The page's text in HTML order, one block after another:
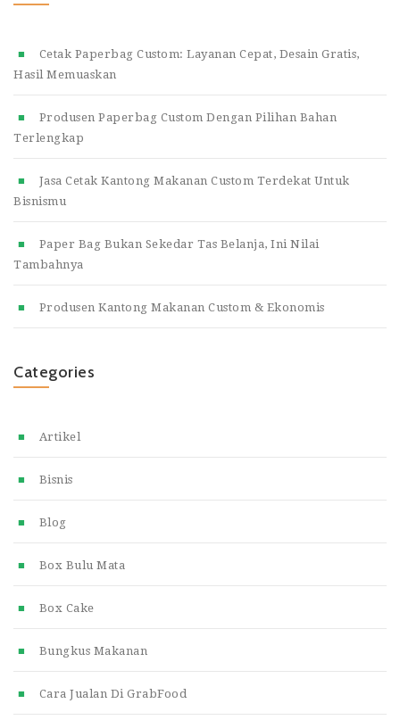
Cetak Paperbag Custom: Layanan Cepat, Desain Gratis,
Hasil Memuaskan
Produsen Paperbag Custom Dengan Pilihan Bahan
Terlengkap
Jasa Cetak Kantong Makanan Custom Terdekat Untuk
Bisnismu
Paper Bag Bukan Sekedar Tas Belanja, Ini Nilai
Tambahnya
Produsen Kantong Makanan Custom & Ekonomis
Categories
Artikel
Bisnis
Blog
Box Bulu Mata
Box Cake
Bungkus Makanan
Cara Jualan Di GrabFood